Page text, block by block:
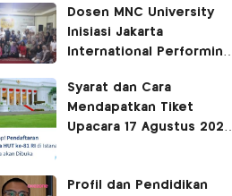
Setara S3 UI
Dosen MNC University
Inisiasi Jakarta
International Performing
Hidupkan Ruang Kota
Melalui Seni Pertunjukan
Syarat dan Cara
Mendapatkan Tiket
Upacara 17 Agustus 2026
Profil dan Pendidikan